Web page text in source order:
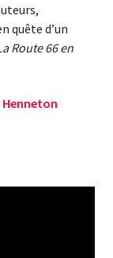
quête d’un
Route 66 en